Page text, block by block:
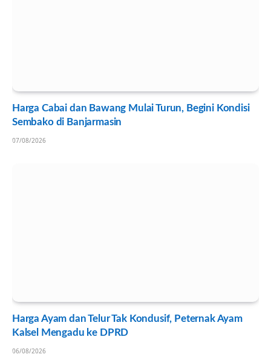
Harga Cabai dan Bawang Mulai Turun, Begini Kondisi
Sembako di Banjarmasin
07/08/2026
Harga Ayam dan Telur Tak Kondusif, Peternak Ayam
Kalsel Mengadu ke DPRD
06/08/2026